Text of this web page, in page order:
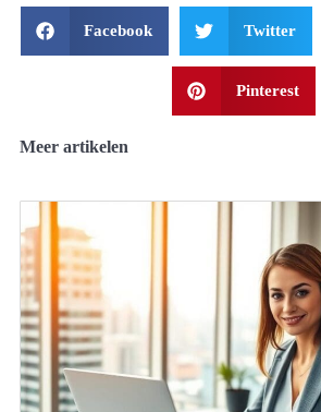
Facebook Twitter
Pinterest
Meer artikelen